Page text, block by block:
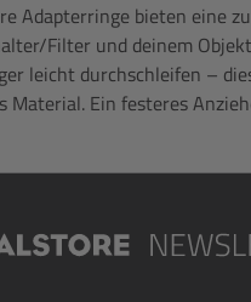
Adapterringe bieten eine
Filter und deinem
leicht durchschleifen –
Material. Ein festeres